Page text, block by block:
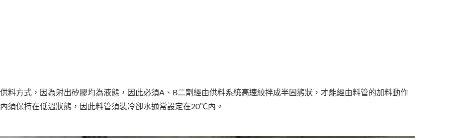
料方式，因為射出矽膠均為液態，因此必須A、B二劑經由供料系統高速絞拌成半固態狀，才能經由料管的加料動作
須保持在低溫狀態，因此料管須裝冷卻水通常設定在20℃內。